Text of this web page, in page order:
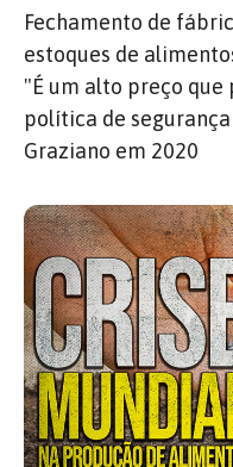
Fechamento de
estoques de
"É um alto preço que
política de
Graziano em 2020